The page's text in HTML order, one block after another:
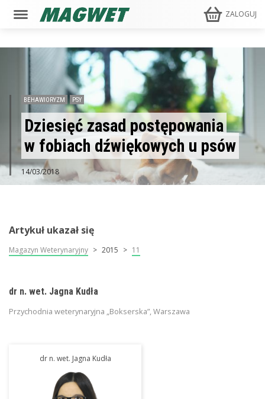
ZALOGUJ
BEHAWIORYZM PSY
Dziesięć zasad postępowania
w fobiach dźwiękowych u psów
14/03/2018
Artykuł ukazał się
Magazyn Weterynaryjny 2015 11
dr n. wet. Jagna Kudła
Przychodnia weterynaryjna „Bokserska”, Warszawa
dr n. wet. Jagna Kudła